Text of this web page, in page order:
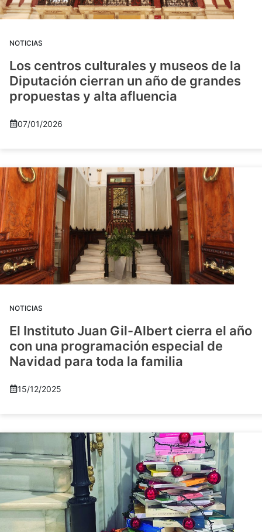
NOTICIAS
Los centros culturales y museos de la
Diputación cierran un año de grandes
propuestas y alta afluencia
07/01/2026
NOTICIAS
El Instituto Juan Gil-Albert cierra el año
con una programación especial de
Navidad para toda la familia
15/12/2025